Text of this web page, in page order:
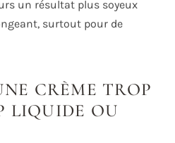
un résultat plus soyeux
surtout pour de
CRÈME TROP
LIQUIDE OU